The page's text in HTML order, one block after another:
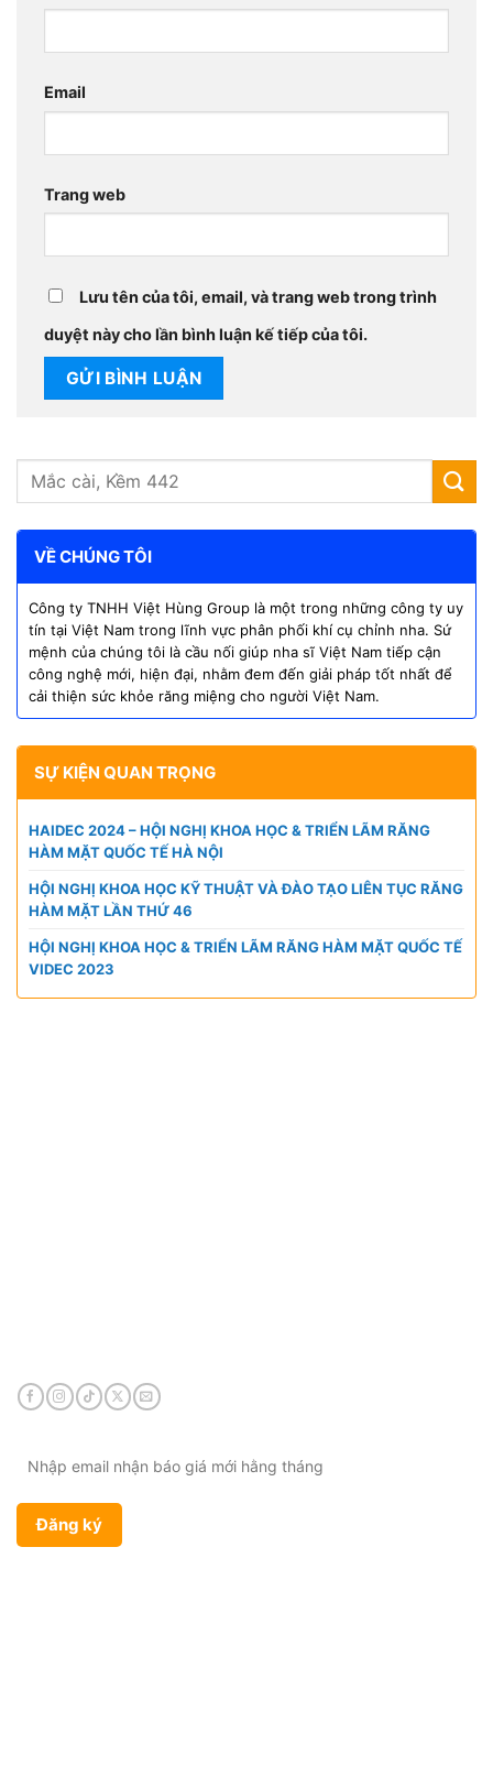
Email
Trang web
Lưu tên của tôi, email, và trang web trong trình
duyệt này cho lần bình luận kế tiếp của tôi.
VỀ CHÚNG TÔI
Công ty TNHH Việt Hùng Group là một trong những công ty uy
tín tại Việt Nam trong lĩnh vực phân phối khí cụ chỉnh nha. Sứ
mệnh của chúng tôi là cầu nối giúp nha sĩ Việt Nam tiếp cận
công nghệ mới, hiện đại, nhằm đem đến giải pháp tốt nhất để
cải thiện sức khỏe răng miệng cho người Việt Nam.
SỰ KIỆN QUAN TRỌNG
HAIDEC 2024 – HỘI NGHỊ KHOA HỌC & TRIỂN LÃM RĂNG
HÀM MẶT QUỐC TẾ HÀ NỘI
HỘI NGHỊ KHOA HỌC KỸ THUẬT VÀ ĐÀO TẠO LIÊN TỤC RĂNG
HÀM MẶT LẦN THỨ 46
HỘI NGHỊ KHOA HỌC & TRIỂN LÃM RĂNG HÀM MẶT QUỐC TẾ
VIDEC 2023